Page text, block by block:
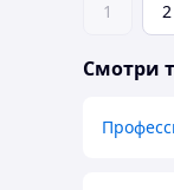
1 2
Смотри